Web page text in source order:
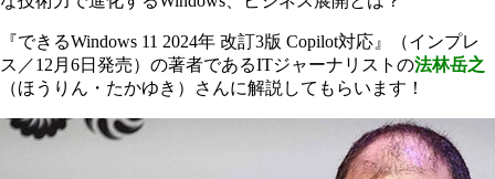
『できるWindows 11 2024年 改訂3版 Copilot対応』（インプレ
ス／12月6日発売）の著者であるITジャーナリストの法林岳之
（ほうりん・たかゆき）さんに解説してもらいます！